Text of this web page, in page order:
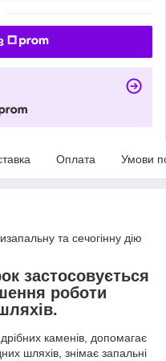
Оплата Умови
та сечогінну дію
застосовується
роботи
каменів, допомагає
шляхів, знімає запальні